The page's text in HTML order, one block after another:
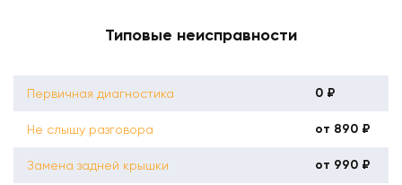
Типовые неисправности
Первичная диагностика 0 ₽
Не слышу разговора от 890 ₽
Замена задней крышки от 990 ₽